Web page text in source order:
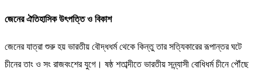
জেনের ঐতিহাসিক উৎপত্তি ও বিকাশ
জেনের যাত্রা শুরু হয় ভারতীয় বৌদ্ধধর্ম থেকে কিন্তু তার সত্যিকারের রূপান্তর ঘটে
চীনের তাং ও সং রাজবংশের যুগে। ষষ্ঠ শতাব্দীতে ভারতীয় সন্ন্যাসী বোধিধর্ম চীনে পৌঁছে